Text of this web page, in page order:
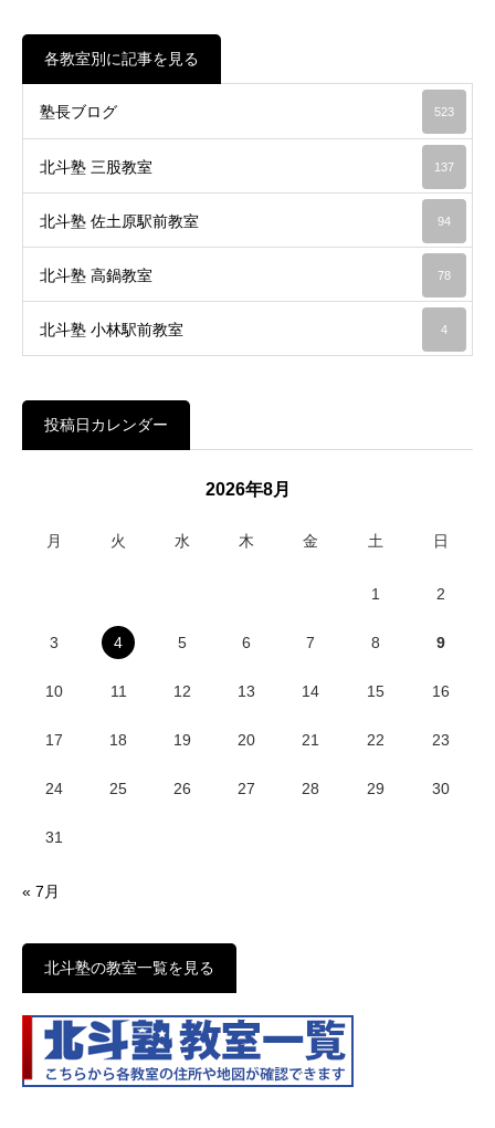
各教室別に記事を見る
塾長ブログ 523
北斗塾 三股教室 137
北斗塾 佐土原駅前教室 94
北斗塾 高鍋教室 78
北斗塾 小林駅前教室 4
投稿日カレンダー
2026年8月
月 火 水 木 金 土 日
1 2
3 4 5 6 7 8 9
10 11 12 13 14 15 16
17 18 19 20 21 22 23
24 25 26 27 28 29 30
31
« 7月
北斗塾の教室一覧を見る